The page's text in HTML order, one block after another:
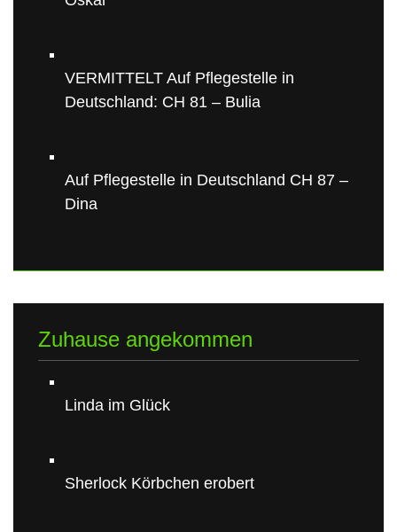
VERMITTELT Auf Pflegestelle in
Deutschland: CH 81 – Bulia
Auf Pflegestelle in Deutschland CH 87 –
Dina
Zuhause angekommen
Linda im Glück
Sherlock Körbchen erobert